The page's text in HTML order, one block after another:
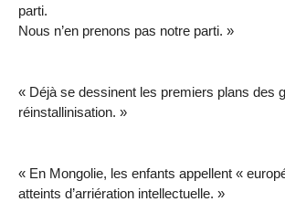
parti.
Nous n’en prenons pas notre parti. »
« Déjà se dessinent les premiers plans des
réinstallinisation. »
« En Mongolie, les enfants appellent «
atteints d’arriération intellectuelle. »